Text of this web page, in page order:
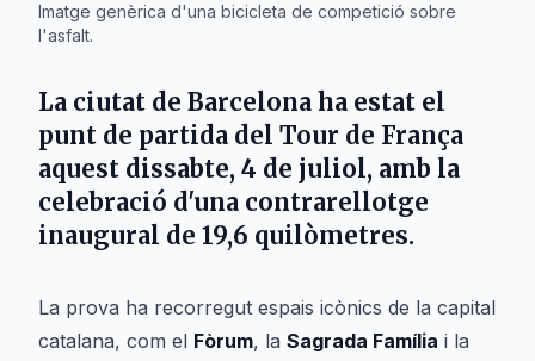
Imatge genèrica d'una bicicleta de competició sobre
l'asfalt.
La ciutat de Barcelona ha estat el
punt de partida del Tour de França
aquest dissabte, 4 de juliol, amb la
celebració d'una contrarellotge
inaugural de 19,6 quilòmetres.
La prova ha recorregut espais icònics de la capital
catalana, com el Fòrum, la Sagrada Família i la